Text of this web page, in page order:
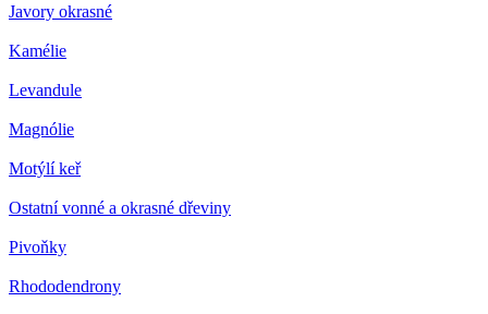
Javory okrasné
Kamélie
Levandule
Magnólie
Motýlí keř
Ostatní vonné a okrasné dřeviny
Pivoňky
Rhododendrony